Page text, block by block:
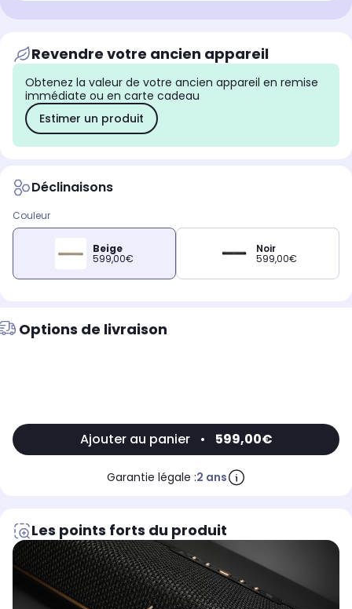
Revendre votre ancien appareil
Obtenez la valeur de votre ancien appareil en remise
immédiate ou en carte cadeau
Estimer un produit
Déclinaisons
Couleur
Beige
599,00€
Noir
599,00€
Options de livraison
Ajouter au panier • 599,00€
Garantie légale :2 ans
Les points forts du produit